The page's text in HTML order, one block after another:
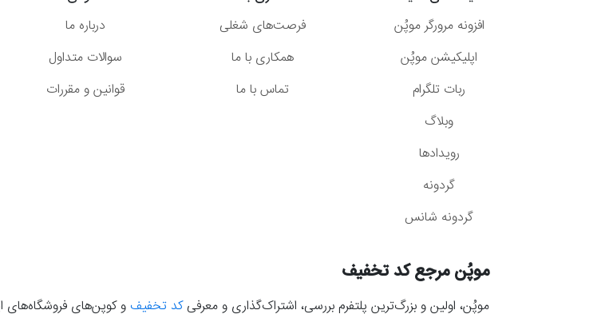
افزونه مرورگر موپُن
اپلیکیشن موپُن
ربات تلگرام
وبلاگ
رویدادها
گردونه
گردونه شانس
فرصت‌های شغلی
همکاری با ما
تماس با ما
درباره ما
سوالات متداول
قوانین و مقررات
موپُن مرجع کد تخفیف
موپُن، اولین و بزرگ‌ترین پلتفرم بررسی، اشتراک‌گذاری و معرفیکد تخفیفو کوپن‌های فروشگاه‌های